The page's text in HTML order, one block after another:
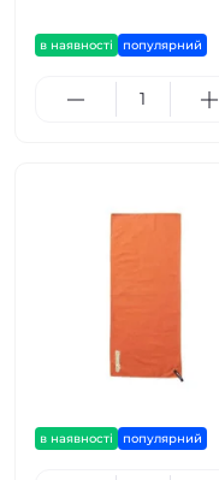
в наявності популярний
в наявності популярний